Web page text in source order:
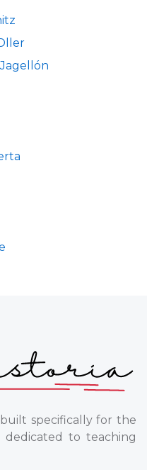
specifically for the
dedicated to teaching